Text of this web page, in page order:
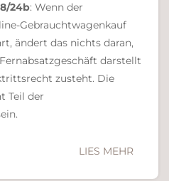
24b: Wenn der
Gebr­aucht­wagenkauf
ändert das nichts daran,
darstellt
zusteht. Die
Teil der
LIES MEHR